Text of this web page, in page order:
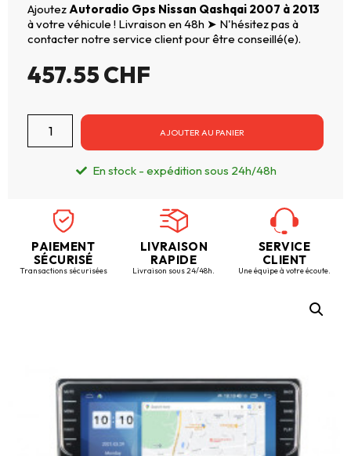
Ajoutez Autoradio Gps Nissan Qashqai 2007 à 2013
à votre véhicule ! Livraison en 48h ➤ N'hésitez pas à
contacter notre service client pour être conseillé(e).
457.55CHF
AJOUTER AU PANIER
En stock - expédition sous 24h/48h
PAIEMENT
SÉCURISÉ
Transactions sécurisées
LIVRAISON
RAPIDE
Livraison sous 24/48h.
SERVICE
CLIENT
Une équipe à votre écoute.